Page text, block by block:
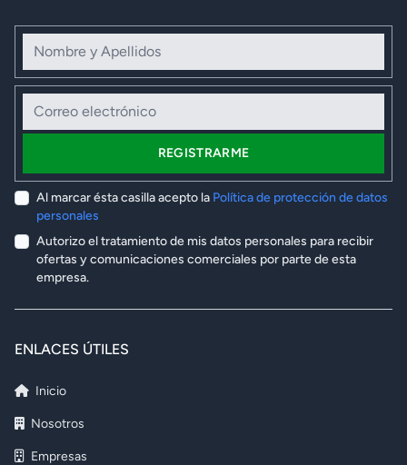
Nombre y Apellidos
Correo electrónico
REGISTRARME
Al marcar ésta casilla acepto la Política de protección de datos
personales
Autorizo el tratamiento de mis datos personales para recibir
ofertas y comunicaciones comerciales por parte de esta
empresa.
ENLACES ÚTILES
Inicio
Nosotros
Empresas